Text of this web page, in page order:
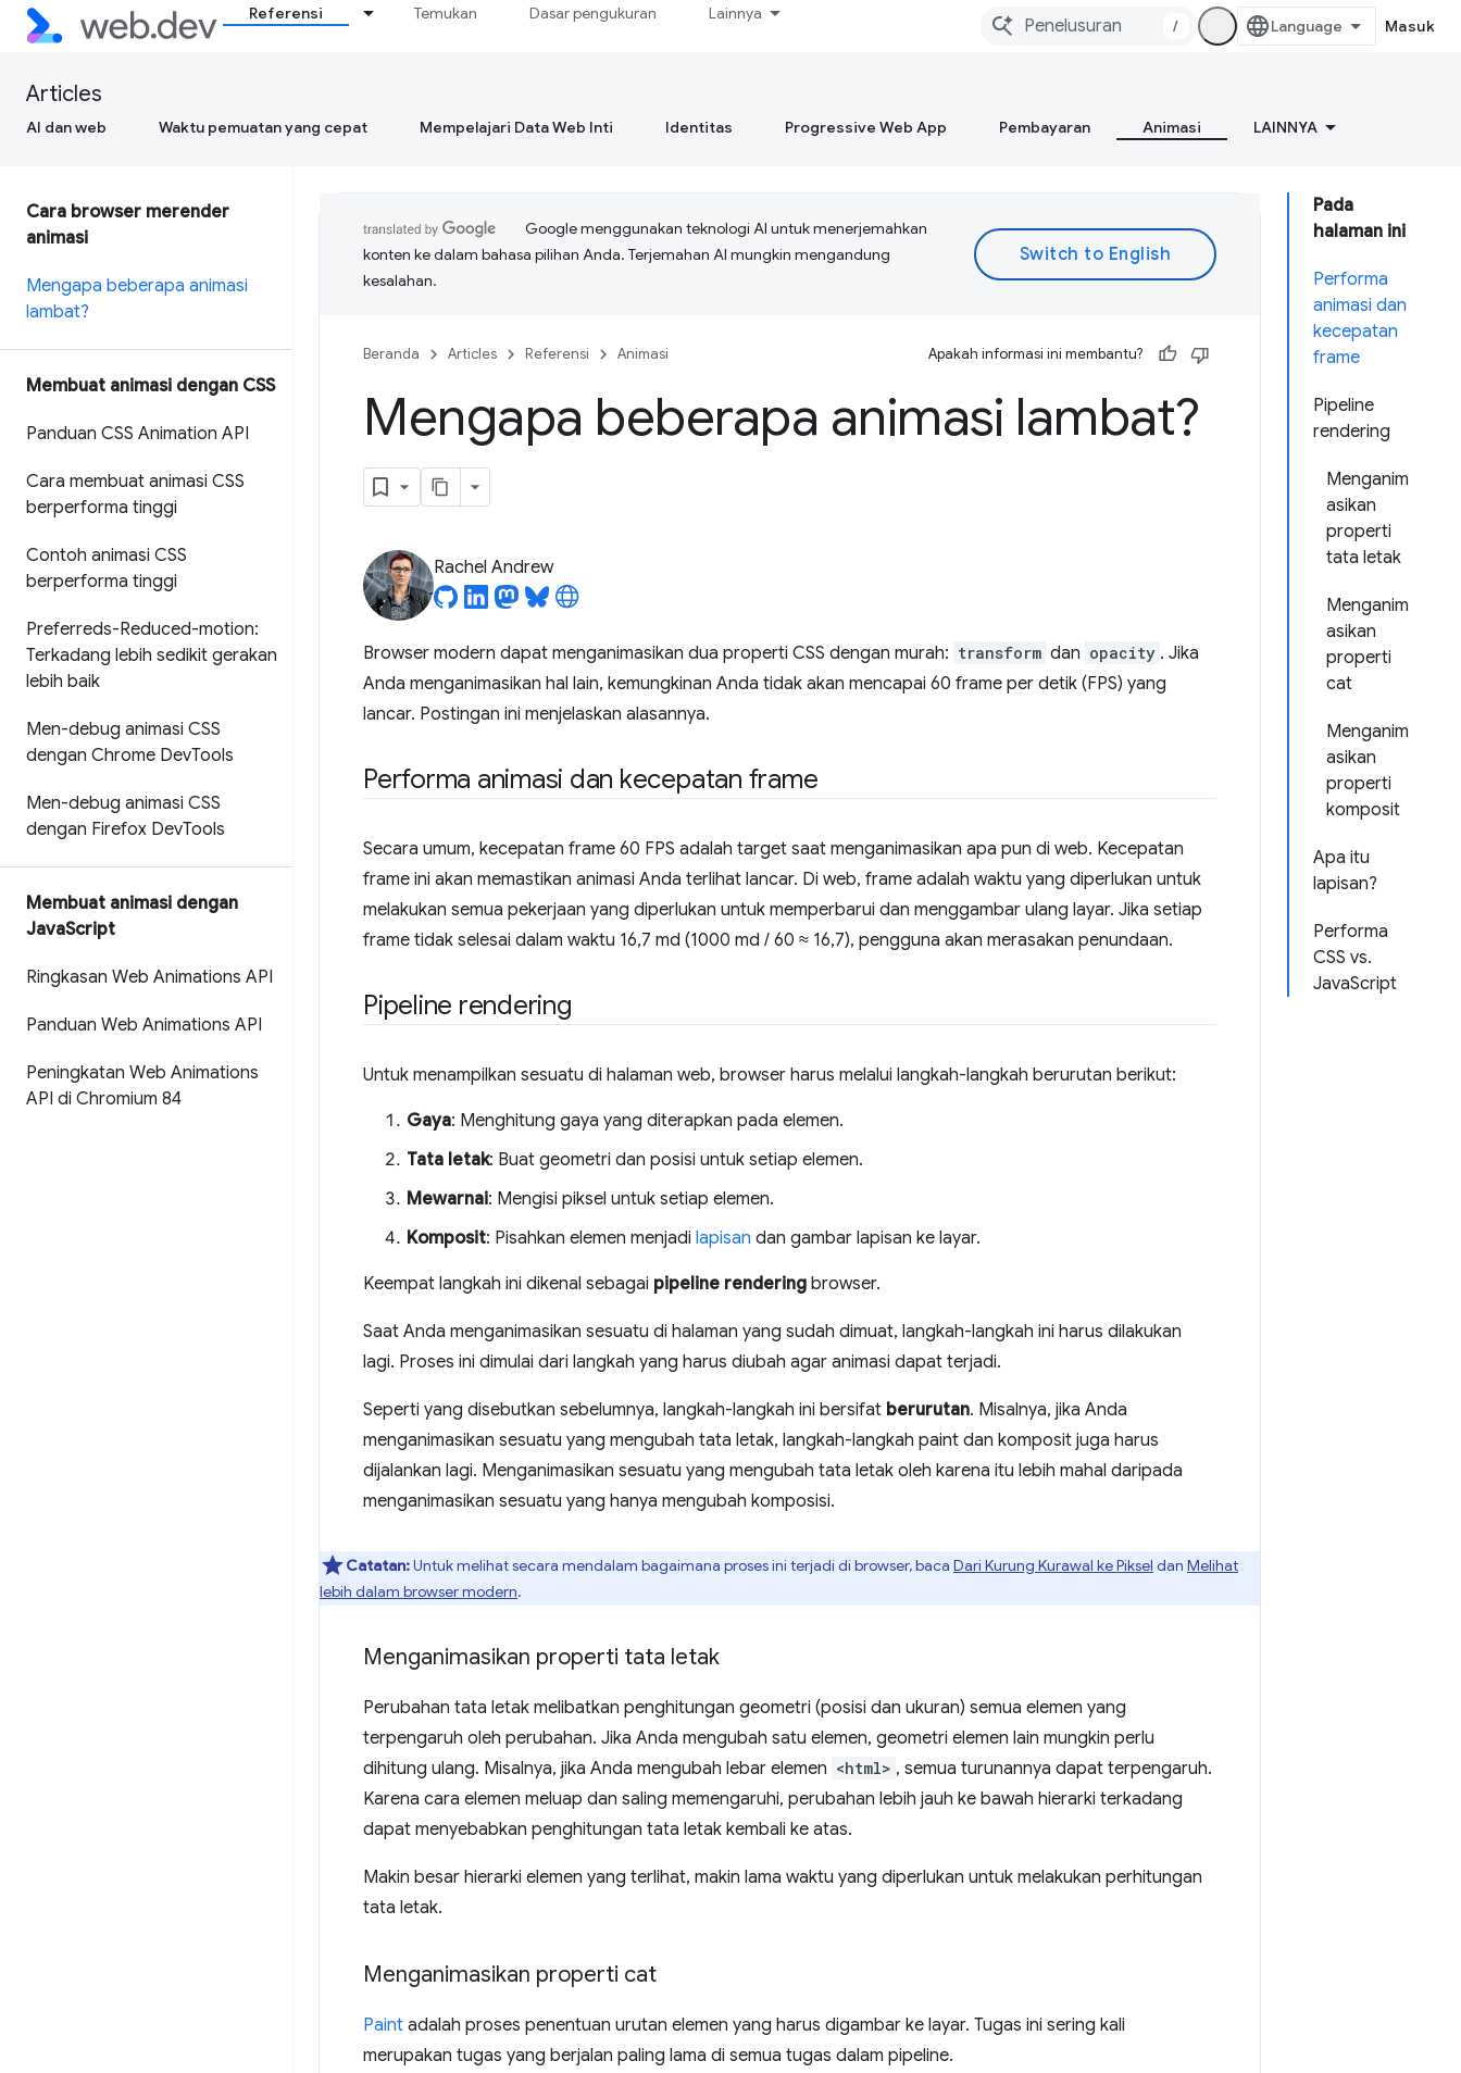
Referensi Temukan Dasar pengukuran Lainnya
/ Masuk
Articles
AI dan web Waktu pemuatan yang cepat Mempelajari Data Web Inti Identitas Progressive Web App Pembayaran Animasi LAINNYA
Cara browser merender
animasi
Mengapa beberapa animasi
lambat?
Membuat animasi dengan CSS
Panduan CSS Animation API
Cara membuat animasi CSS
berperforma tinggi
Contoh animasi CSS
berperforma tinggi
Preferreds-Reduced-motion:
Terkadang lebih sedikit gerakan
lebih baik
Men-debug animasi CSS
dengan Chrome DevTools
Men-debug animasi CSS
dengan Firefox DevTools
Membuat animasi dengan
JavaScript
Ringkasan Web Animations API
Panduan Web Animations API
Peningkatan Web Animations
API di Chromium 84
Pada
halaman ini
Performa
animasi dan
kecepatan
frame
Pipeline
rendering
Menganim
asikan
properti
tata letak
Menganim
asikan
properti
cat
Menganim
asikan
properti
komposit
Apa itu
lapisan?
Performa
CSS vs.
JavaScript
Google menggunakan teknologi AI untuk menerjemahkan
konten ke dalam bahasa pilihan Anda. Terjemahan AI mungkin mengandung
kesalahan.
Beranda Articles Referensi Animasi Apakah informasi ini membantu?
Mengapa beberapa animasi lambat?
Rachel Andrew
Browser modern dapat menganimasikan dua properti CSS dengan murah: transform dan opacity . Jika
Anda menganimasikan hal lain, kemungkinan Anda tidak akan mencapai 60 frame per detik (FPS) yang
lancar. Postingan ini menjelaskan alasannya.
Performa animasi dan kecepatan frame
Secara umum, kecepatan frame 60 FPS adalah target saat menganimasikan apa pun di web. Kecepatan
frame ini akan memastikan animasi Anda terlihat lancar. Di web, frame adalah waktu yang diperlukan untuk
melakukan semua pekerjaan yang diperlukan untuk memperbarui dan menggambar ulang layar. Jika setiap
frame tidak selesai dalam waktu 16,7 md (1000 md / 60 ≈ 16,7), pengguna akan merasakan penundaan.
Pipeline rendering
Untuk menampilkan sesuatu di halaman web, browser harus melalui langkah-langkah berurutan berikut:
Gaya: Menghitung gaya yang diterapkan pada elemen.
Tata letak: Buat geometri dan posisi untuk setiap elemen.
Mewarnai: Mengisi piksel untuk setiap elemen.
Komposit: Pisahkan elemen menjadi lapisan dan gambar lapisan ke layar.
Keempat langkah ini dikenal sebagai pipeline rendering browser.
Saat Anda menganimasikan sesuatu di halaman yang sudah dimuat, langkah-langkah ini harus dilakukan
lagi. Proses ini dimulai dari langkah yang harus diubah agar animasi dapat terjadi.
Seperti yang disebutkan sebelumnya, langkah-langkah ini bersifat berurutan. Misalnya, jika Anda
menganimasikan sesuatu yang mengubah tata letak, langkah-langkah paint dan komposit juga harus
dijalankan lagi. Menganimasikan sesuatu yang mengubah tata letak oleh karena itu lebih mahal daripada
menganimasikan sesuatu yang hanya mengubah komposisi.
Catatan:Untuk melihat secara mendalam bagaimana proses ini terjadi di browser, baca Dari Kurung Kurawal ke Piksel dan Melihat
lebih dalam browser modern.
Menganimasikan properti tata letak
Perubahan tata letak melibatkan penghitungan geometri (posisi dan ukuran) semua elemen yang
terpengaruh oleh perubahan. Jika Anda mengubah satu elemen, geometri elemen lain mungkin perlu
dihitung ulang. Misalnya, jika Anda mengubah lebar elemen <html> , semua turunannya dapat terpengaruh.
Karena cara elemen meluap dan saling memengaruhi, perubahan lebih jauh ke bawah hierarki terkadang
dapat menyebabkan penghitungan tata letak kembali ke atas.
Makin besar hierarki elemen yang terlihat, makin lama waktu yang diperlukan untuk melakukan perhitungan
tata letak.
Menganimasikan properti cat
Paint adalah proses penentuan urutan elemen yang harus digambar ke layar. Tugas ini sering kali
merupakan tugas yang berjalan paling lama di semua tugas dalam pipeline.